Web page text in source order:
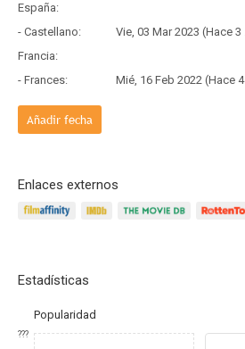
España:
- Castellano:
Vie, 03 Mar 2023 (Hace 3 años y 5 meses)
Francia:
- Frances:
Mié, 16 Feb 2022 (Hace 4 años y 5 meses)
Añadir fecha
Enlaces externos
Estadísticas
Popularidad
???